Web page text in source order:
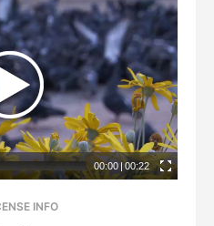
00:00 |00:22
INFO